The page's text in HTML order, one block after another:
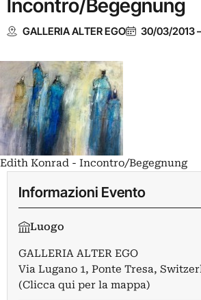
Incontro/Begegnung
GALLERIA ALTER EGO 30/03/2013
Edith Konrad - Incontro/Begegnung
Informazioni Evento
Luogo
GALLERIA ALTER EGO
Via Lugano 1, Ponte Tresa,
(Clicca qui per la mappa)